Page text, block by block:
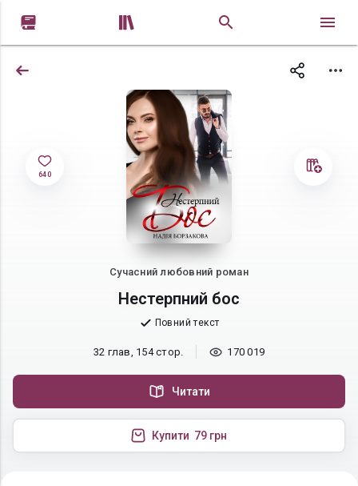
 
640
Сучасний любовний роман
Нестерпний бос
Повний текст
32 глав, 154 стор. 170 019
Читати
Купити 79 грн